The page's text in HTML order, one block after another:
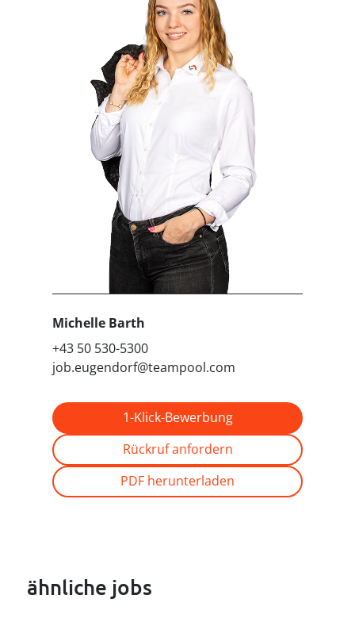
Michelle Barth
+43 50 530-5300
job.eugendorf@teampool.com
1-Klick-Bewerbung
Rückruf anfordern
PDF herunterladen
ähnliche jobs